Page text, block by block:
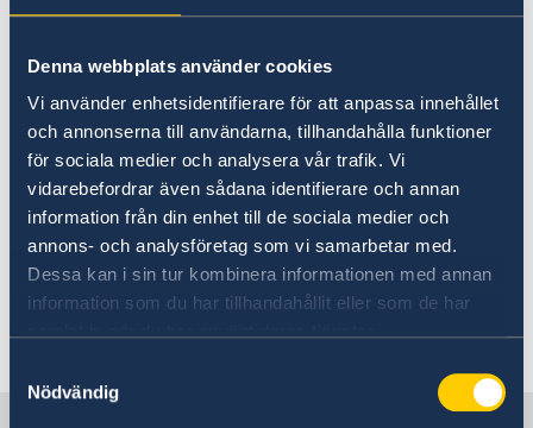
Denna webbplats använder cookies
Vi använder enhetsidentifierare för att anpassa innehållet
och annonserna till användarna, tillhandahålla funktioner
för sociala medier och analysera vår trafik. Vi
vidarebefordrar även sådana identifierare och annan
information från din enhet till de sociala medier och
annons- och analysföretag som vi samarbetar med.
Dessa kan i sin tur kombinera informationen med annan
information som du har tillhandahållit eller som de har
Nödvändig
humanitära givare. Sverige ger stora kärnstöd
till både FN och Internationella Rödakors- och
rödahalvmånefederationen. Kärnstöden är
avgörande för att de humanitära
organisationerna snabbt ska kunna hjälpa till i
en akut kris, utan att invänta
behovsbedömningar, nödappeller och extra
stöd från givare.
Senast uppdaterad 28 feb. 2023, 09.06